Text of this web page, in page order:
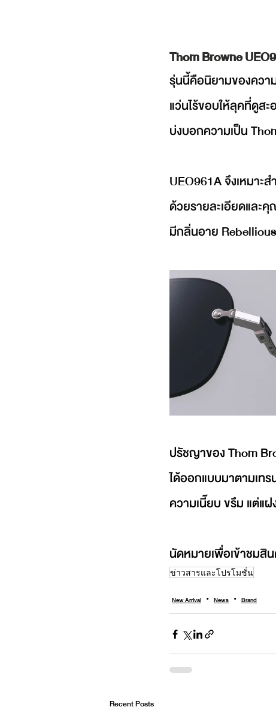
Thom Browne
รุ่นนี้คือนิยามของคว
แว่นไร้ขอบให้ลุคที่ดูส
บ่งบอกความเป็น
UEO961A จึงเหมา
ด้วยรายละเอียดและ
มีกลิ่นอาย
ปรัชญาของ Thom
ได้ออกแบบมาตามเท
ความเนี๊ยบ ขรึม แต่แ
นัดหมายเพื่อเข้าชมสิ
ข่าวสารและโปรโมชั่น
New Arrival News Brand
Recent Posts